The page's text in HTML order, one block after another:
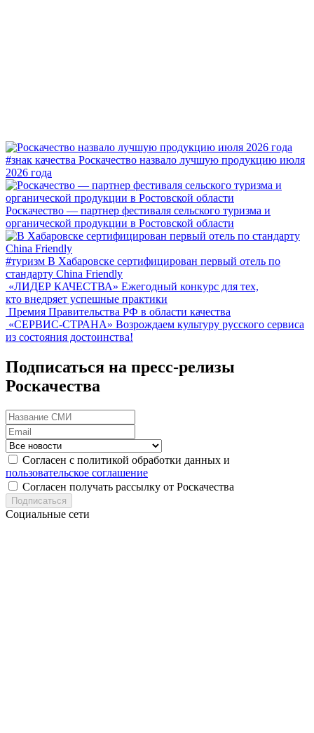
#знак качества Роскачество назвало лучшую продукцию июля
2026 года
Роскачество — партнер фестиваля сельского туризма и
органической продукции в Ростовской области
#туризм В Хабаровске сертифицирован первый отель по
стандарту China Friendly
«ЛИДЕР КАЧЕСТВА» Ежегодный конкурс для тех,
кто внедряет успешные практики
Премия Правительства РФ в области качества
«СЕРВИС-СТРАНА» Возрождаем культуру русского сервиса
из состояния достоинства!
Подписаться на пресс-релизы
Роскачества
Согласен с политикой обработки данных и
пользовательское соглашение
Согласен получать рассылку от Роскачества
Подписаться
Социальные сети